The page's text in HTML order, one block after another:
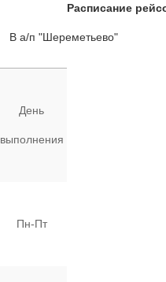
Расписание
В а/п "Шереметьево"
День
выполнения
Пн-Пт